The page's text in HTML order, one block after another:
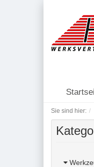
Sie sind hier: